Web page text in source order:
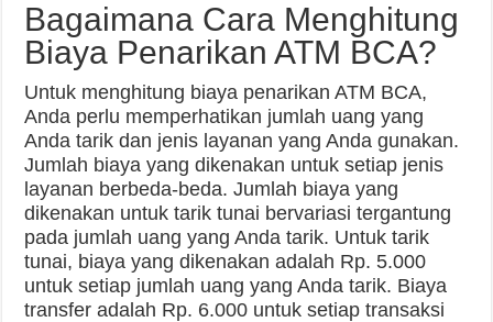
Bagaimana Cara Menghitung
Biaya Penarikan ATM BCA?
Untuk menghitung biaya penarikan ATM BCA,
Anda perlu memperhatikan jumlah uang yang
Anda tarik dan jenis layanan yang Anda gunakan.
Jumlah biaya yang dikenakan untuk setiap jenis
layanan berbeda-beda. Jumlah biaya yang
dikenakan untuk tarik tunai bervariasi tergantung
pada jumlah uang yang Anda tarik. Untuk tarik
tunai, biaya yang dikenakan adalah Rp. 5.000
untuk setiap jumlah uang yang Anda tarik. Biaya
transfer adalah Rp. 6.000 untuk setiap transaksi